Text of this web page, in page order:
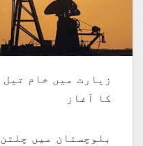
زیارت میں خام
کا آغاز
بلوچستان میں